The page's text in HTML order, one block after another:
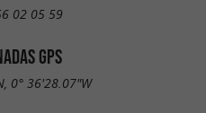
02 05 59
GPS
0° 36'28.07"W